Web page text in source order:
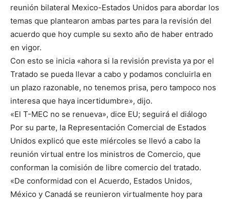
reunión bilateral Mexico-Estados Unidos para abordar los
temas que plantearon ambas partes para la revisión del
acuerdo que hoy cumple su sexto año de haber entrado
en vigor.
Con esto se inicia «ahora si la revisión prevista ya por el
Tratado se pueda llevar a cabo y podamos concluirla en
un plazo razonable, no tenemos prisa, pero tampoco nos
interesa que haya incertidumbre», dijo.
«El T-MEC no se renueva», dice EU; seguirá el diálogo
Por su parte, la Representación Comercial de Estados
Unidos explicó que este miércoles se llevó a cabo la
reunión virtual entre los ministros de Comercio, que
conforman la comisión de libre comercio del tratado.
«De conformidad con el Acuerdo, Estados Unidos,
México y Canadá se reunieron virtualmente hoy para